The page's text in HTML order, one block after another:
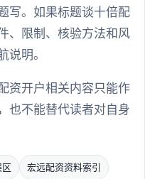
写。如果标题谈十倍配
、限制、核验方法和风
说明。
资开户相关内容只能作
也不能替代读者对自身
宏远配资资料索引